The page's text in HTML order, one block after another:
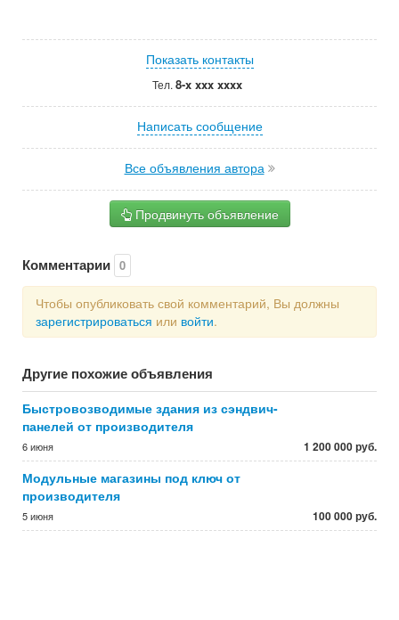
Показать контакты
Тел. 8-x xxx xxxx
Написать сообщение
Все объявления автора
Продвинуть объявление
Комментарии 0
Чтобы опубликовать свой комментарий, Вы должны
зарегистрироваться или войти.
Другие похожие объявления
Быстровозводимые здания из сэндвич-
панелей от производителя
6 июня 1 200 000 руб.
Модульные магазины под ключ от
производителя
5 июня 100 000 руб.